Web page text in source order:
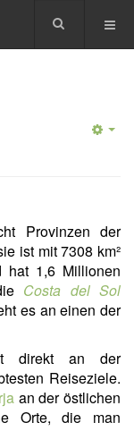
Provinzen der
ist mit 7308 km²
hat 1,6 Millionen
Costa del Sol
es an einen der
direkt an der
Reiseziele.
an der östlichen
Orte, die man